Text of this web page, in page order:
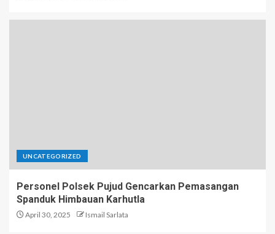
UNCATEGORIZED
Personel Polsek Pujud Gencarkan Pemasangan
Spanduk Himbauan Karhutla
April 30, 2025 Ismail Sarlata